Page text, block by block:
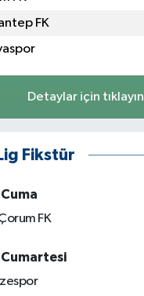
FK
Detaylar için tıklayın
Fikstür
FK